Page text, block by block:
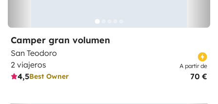
Camper gran volumen
San Teodoro
2 viajeros
4,5Best Owner
A partir de
70 €